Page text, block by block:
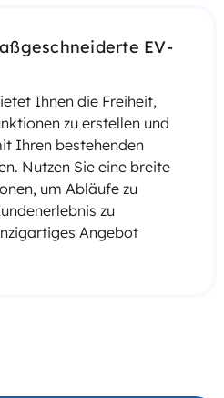
EV-
Ihnen die Freiheit,
zu erstellen und
Ihren bestehenden
Nutzen Sie eine breite
um Abläufe zu
zu
Angebot